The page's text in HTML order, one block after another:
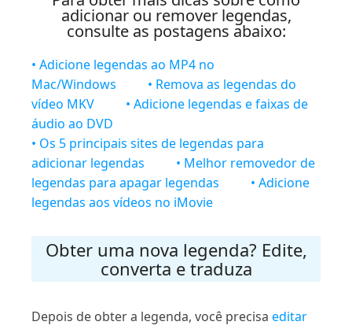
adicionar ou remover legendas,
consulte as postagens abaixo:
• Adicione legendas ao MP4 no
Mac/Windows
• Remova as legendas do
vídeo MKV
• Adicione legendas e faixas de
áudio ao DVD
• Os 5 principais sites de legendas para
adicionar legendas
• Melhor removedor de
legendas para apagar legendas
• Adicione
legendas aos vídeos no iMovie
Obter uma nova legenda? Edite,
converta e traduza
Depois de obter a legenda, você precisa editar